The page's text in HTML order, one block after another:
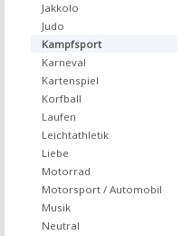
Jakkolo
Judo
Kampfsport
Karneval
Kartenspiel
Korfball
Laufen
Leichtathletik
Liebe
Motorrad
Motorsport / Automobil
Musik
Neutral